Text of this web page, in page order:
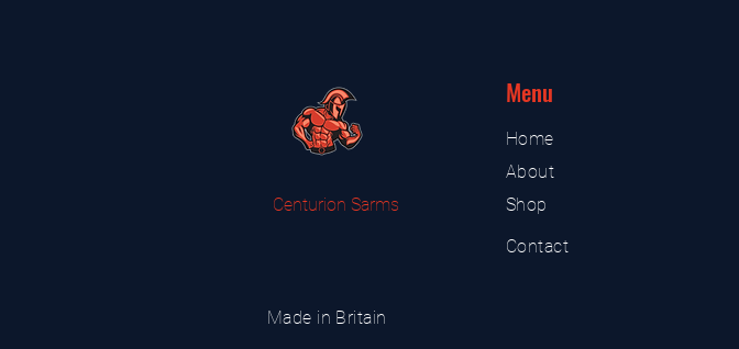
Centurion Sarms
Made in Britain
Menu
Home
About
Shop
Contact